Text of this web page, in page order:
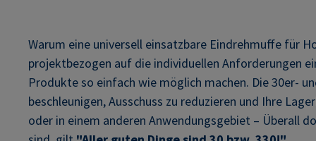
thermoplastischen
Kunststoffen.Herstellerinformationen: RAMPA
GmbH & Co. KG Auf der Heide 8 21514 Büchen
Deutschland E-Mail: mail@rampa.com
Warum eine universell einsatzbare Eindrehmuffe für
projektbezogen auf die individuellen Anforderungen
Produkte so einfach wie möglich machen. Die 30er-
beschleunigen, Ausschuss zu reduzieren und Ihre
oder in einem anderen Anwendungsgebiet – Überall